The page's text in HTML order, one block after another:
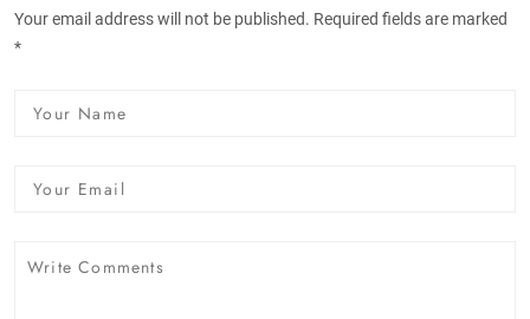
Your email address will not be published. Required fields are marked
*